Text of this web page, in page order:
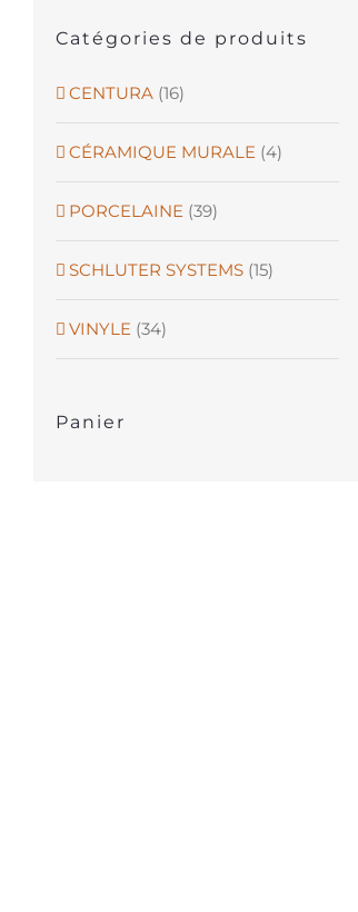
Catégories de produits
CENTURA (16)
CÉRAMIQUE MURALE (4)
PORCELAINE (39)
SCHLUTER SYSTEMS (15)
VINYLE (34)
Panier